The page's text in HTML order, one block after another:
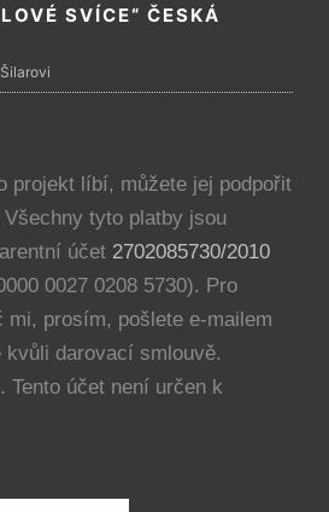
SVÍCE“ ČESKÁ
projekt líbí, můžete jej podpořit
tyto platby jsou
účet 2702085730/2010
0027 0208 5730). Pro
mi, prosím, pošlete e-mailem
darovací smlouvě.
Tento účet není určen k